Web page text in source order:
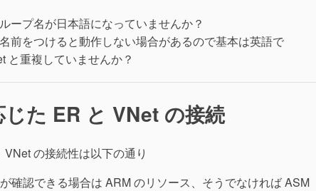
ープ名が日本語になっていませんか？
前をつけると動作しない場合があるので基本は英語で
と重複していませんか？
た ER と VNet の接続
の接続性は以下の通り
確認できる場合は ARM のリソース、そうでなければ ASM